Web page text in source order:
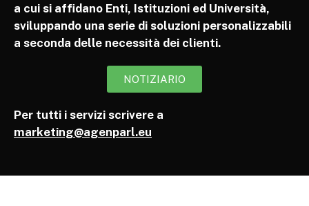
a cui si affidano Enti, Istituzioni ed Università,
sviluppando una serie di soluzioni personalizzabili
a seconda delle necessità dei clienti.
NOTIZIARIO
Per tutti i servizi scrivere a
marketing@agenparl.eu